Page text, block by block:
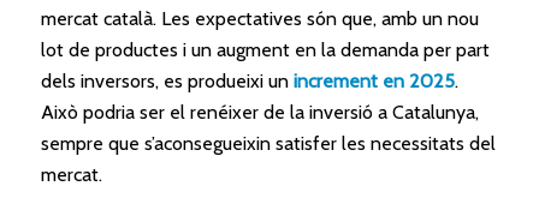
mercat català. Les expectatives són que, amb un nou
lot de productes i un augment en la demanda per part
dels inversors, es produeixi un increment en 2025.
Això podria ser el renéixer de la inversió a Catalunya,
sempre que s’aconsegueixin satisfer les necessitats del
mercat.